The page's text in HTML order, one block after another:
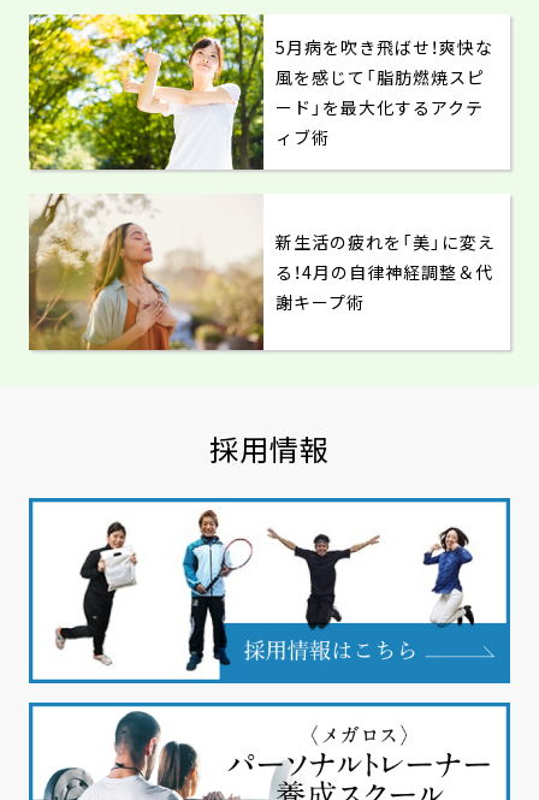
5月病を吹き飛ばせ！爽快な
風を感じて「脂肪燃焼スピ
ード」を最大化するアクテ
ィブ術
新生活の疲れを「美」に変え
る！4月の自律神経調整＆代
謝キープ術
採用情報